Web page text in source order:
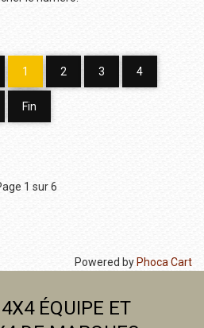
1 2 3 4
Fin
1 sur 6
Powered by Phoca Cart
ÉQUIPE ET